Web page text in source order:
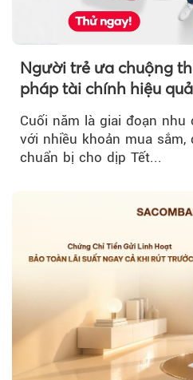
Người trẻ ưa chuộng
pháp tài chính hiệu
tiêu cuối năm
Cuối năm là giai đoạn
với nhiều khoản mua sắm,
chuẩn bị cho dịp Tết...